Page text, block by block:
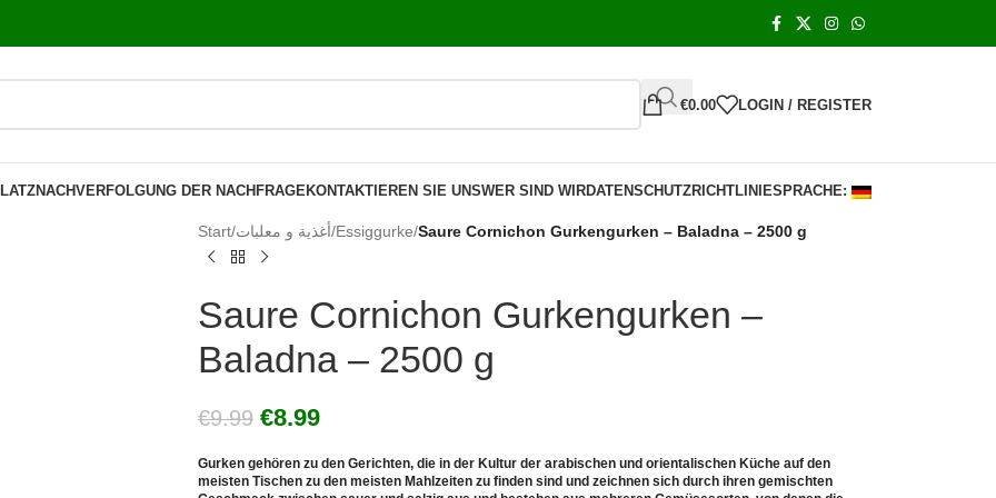
€0.00 LOGIN / REGISTER
NACHVERFOLGUNG DER NACHFRAGEKONTAKTIEREN SIE UNSWER SIND WIRDATENSCHUTZRICHTLINIESPRACHE:
Start/أغذية و معلبات/Essiggurke/Saure Cornichon Gurkengurken – Baladna – 2500 g
Saure Cornichon Gurkengurken –
Baladna – 2500 g
€9.99 €8.99
Gurken gehören zu den Gerichten, die in der Kultur der arabischen und orientalischen Küche auf den
meisten Tischen zu den meisten Mahlzeiten zu finden sind und zeichnen sich durch ihren gemischten